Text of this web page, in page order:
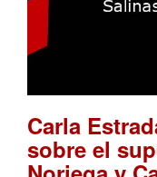
Carla
sobre el